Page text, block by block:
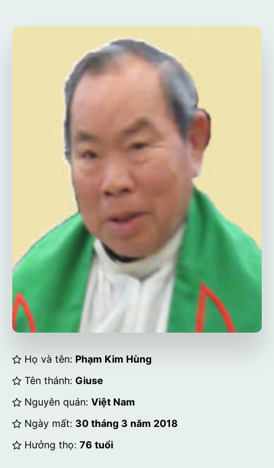
Họ và tên: Phạm Kim Hùng
Tên thánh: Giuse
Nguyên quán: Việt Nam
Ngày mất: 30 tháng 3 năm 2018
Hưởng thọ: 76 tuổi